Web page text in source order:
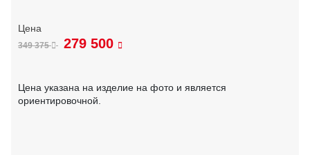
349 375 279 500
Цена указана на изделие на фото и является
ориентировочной.